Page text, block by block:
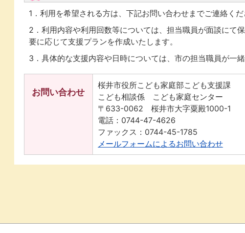
1．利用を希望される方は、下記お問い合わせまでご連絡くだ
2．利用内容や利用回数等については、担当職員が面談にて
要に応じて支援プランを作成いたします。
3．具体的な支援内容や日時については、市の担当職員が一
お問い合わせ
桜井市役所こども家庭部こども支援課
こども相談係 こども家庭センター
〒633-0062 桜井市大字粟殿1000-1
電話：0744-47-4626
ファックス：0744-45-1785
メールフォームによるお問い合わせ